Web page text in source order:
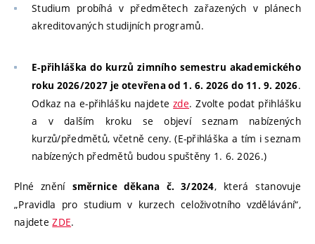
Studium probíhá v předmětech zařazených v plánech
akreditovaných studijních programů.
E-přihláška do kurzů zimního semestru akademického
roku 2026/2027 je otevřena od 1. 6. 2026 do 11. 9. 2026.
Odkaz na e-přihlášku najdetezde. Zvolte podat přihlášku
a v dalším kroku se objeví seznam nabízených
kurzů/předmětů, včetně ceny. (E-přihláška a tím i seznam
nabízených předmětů budou spuštěny 1. 6. 2026.)
Plné znění směrnice děkana č. 3/2024, která stanovuje
„Pravidla pro studium v kurzech celoživotního vzdělávání“,
najdeteZDE.